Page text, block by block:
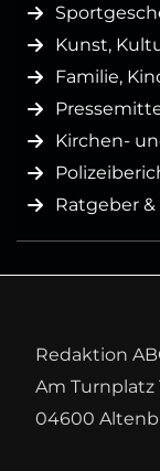
Kunst,
Familie,
Kirchen-
Ratgeber
Redaktion
Am Turnplatz
04600